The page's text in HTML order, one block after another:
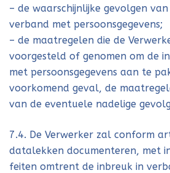
– de waarschijnlijke gevolgen
verband met persoonsgegevens;
– de maatregelen die de
voorgesteld of genomen om de
met persoonsgegevens aan te
voorkomend geval, de
van de eventuele nadelige
7.4. De Verwerker zal conform
datalekken documenteren, met
feiten omtrent de inbreuk in